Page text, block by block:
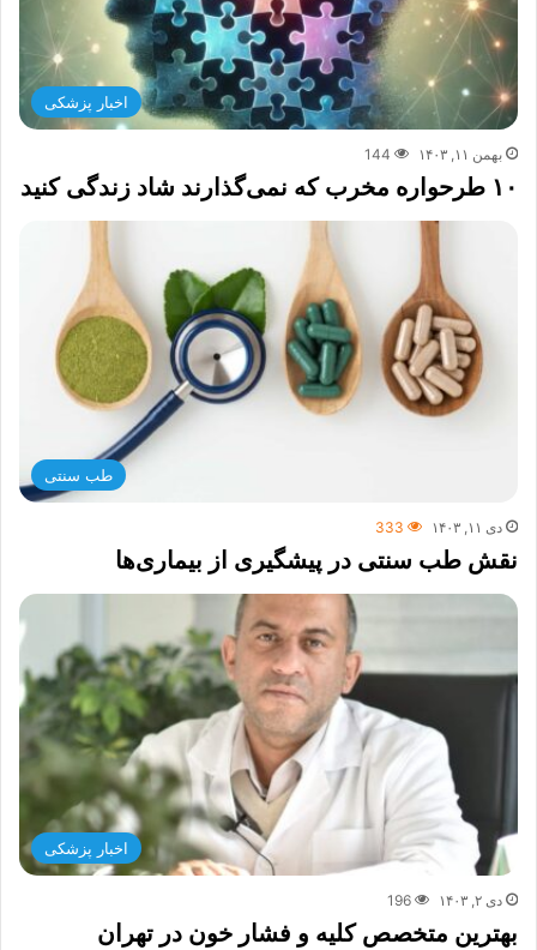
اخبار پزشکی
بهمن ۱۱, ۱۴۰۳ 144
۱۰ طرحواره مخرب که نمی‌گذارند شاد زندگی کنید
طب سنتی
دی ۱۱, ۱۴۰۳ 333
نقش طب سنتی در پیشگیری از بیماری‌ها
اخبار پزشکی
دی ۲, ۱۴۰۳ 196
بهترین متخصص کلیه و فشار خون در تهران